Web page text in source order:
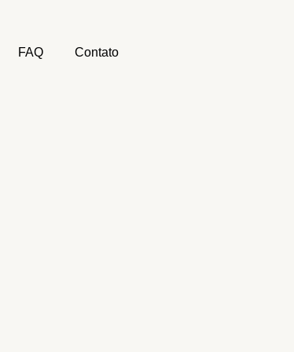
FAQ Contato